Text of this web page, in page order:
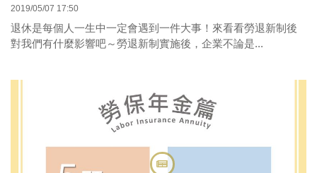
2019/05/07 17:50
退休是每個人一生中一定會遇到一件大事！來看看勞退新制後
對我們有什麼影響吧～勞退新制實施後，企業不論是...